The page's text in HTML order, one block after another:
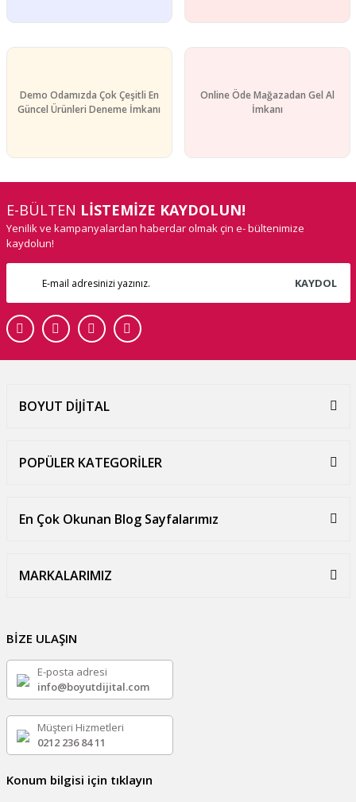
Demo Odamızda Çok Çeşitli En
Güncel Ürünleri Deneme İmkanı
Online Öde Mağazadan Gel Al
İmkanı
E-BÜLTEN LİSTEMİZE KAYDOLUN!
Yenilik ve kampanyalardan haberdar olmak çin e- bültenimize
kaydolun!
KAYDOL
BOYUT DİJİTAL
POPÜLER KATEGORİLER
En Çok Okunan Blog Sayfalarımız
MARKALARIMIZ
BİZE ULAŞIN
E-posta adresi
info@boyutdijital.com
Müşteri Hizmetleri
0212 236 84 11
Konum bilgisi için tıklayın